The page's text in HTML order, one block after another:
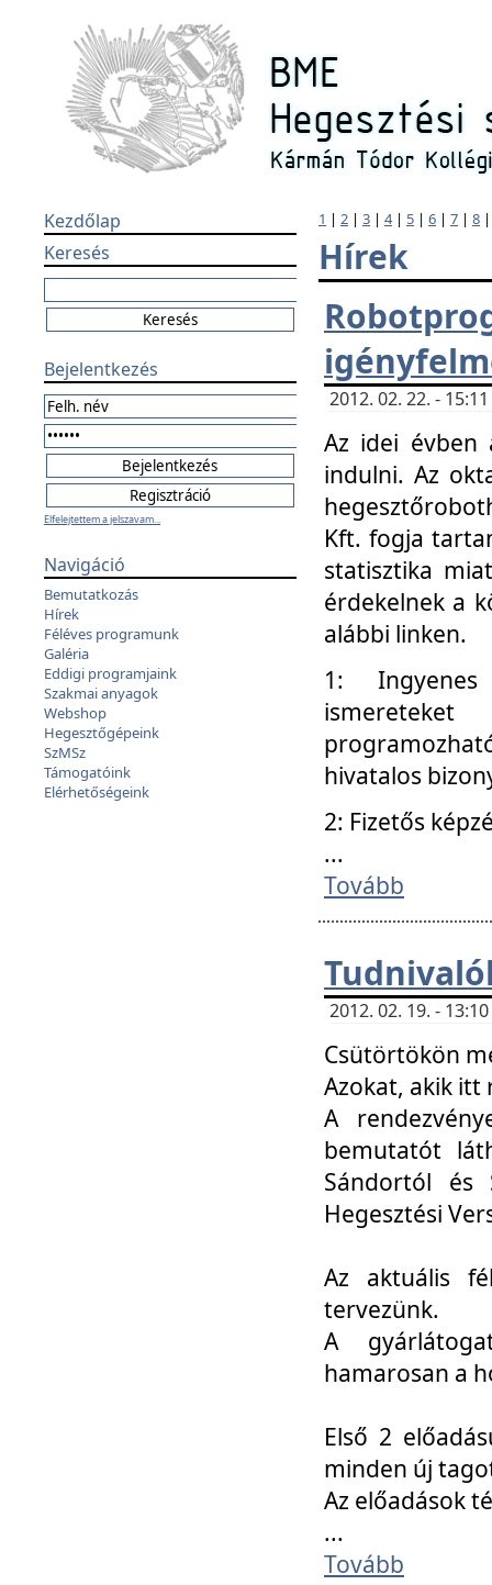
Kezdőlap
Keresés
Bejelentkezés
Elfelejtettem a jelszavam...
Navigáció
Bemutatkozás
Hírek
Féléves programunk
Galéria
Eddigi programjaink
Szakmai anyagok
Webshop
Hegesztőgépeink
SzMSz
Támogatóink
Elérhetőségeink
1 | 2 | 3 | 4| 5 | 6 | 7 | 8
Hírek
2012. 02. 22. -
Az idei évben
indulni. Az
Kft. fogja
statisztika
érdekelnek a
alábbi linken.
1: Ingyenes
hivatalos
2: Fizetős
...
Tovább
2012. 02. 19. -
Csütörtökön
Azokat, akik itt
A
bemutatót
Sándortól és
Hegesztési
Az aktuális
tervezünk.
A
hamarosan a
Első 2
minden új
Az előadások
...
Tovább